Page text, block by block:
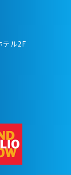
テル2F